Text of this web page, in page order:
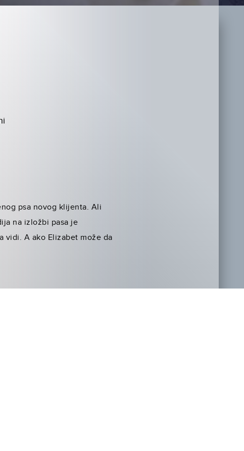
psa novog klijenta. Ali
na izložbi pasa je
vidi. A ako Elizabet može da